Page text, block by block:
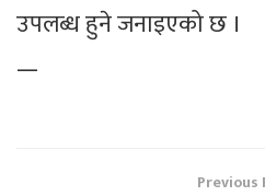
उपलब्ध हुने जनाइएको छ ।
—
Previous